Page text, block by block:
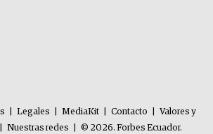
Legales MediaKit Contacto
Valores y
Nuestras redes
© 2026. Forbes Ecuador.